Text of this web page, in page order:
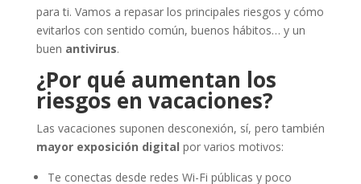
para ti. Vamos a repasar los principales riesgos y cómo
evitarlos con sentido común, buenos hábitos… y un
buen antivirus.
¿Por qué aumentan los
riesgos en vacaciones?
Las vacaciones suponen desconexión, sí, pero también
mayor exposición digital por varios motivos:
Te conectas desde redes Wi-Fi públicas y poco